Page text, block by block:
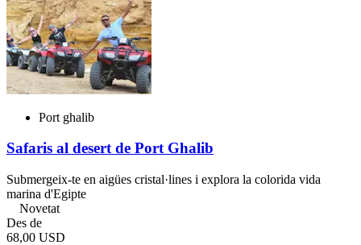
Port ghalib
Safaris al desert de Port Ghalib
Submergeix-te en aigües cristal·lines i explora la colorida vida
marina d'Egipte
Novetat
Des de
68,00 USD